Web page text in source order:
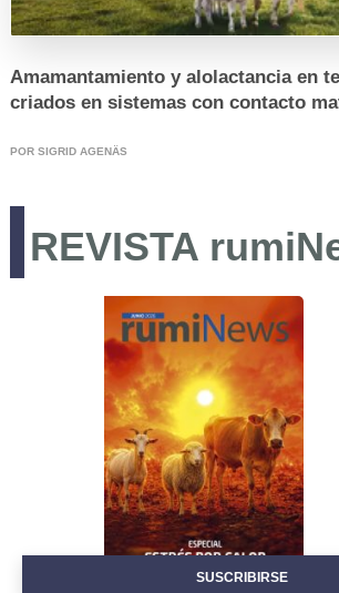
REGISTRO
EVENTOS
Amamantamiento y alolactancia en
criados en sistemas con contacto
POR SIGRID AGENÄS
REVISTA
SUSCRIBIRSE